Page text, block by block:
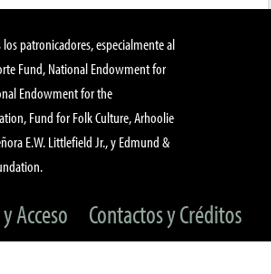
patronicadores, especialmente al
Fund, National Endowment for
Endowment for the
Fund for Folk Culture, Arhoolie
E.W. Littlefield Jr., y Edmund &
Acceso Contactos y Créditos